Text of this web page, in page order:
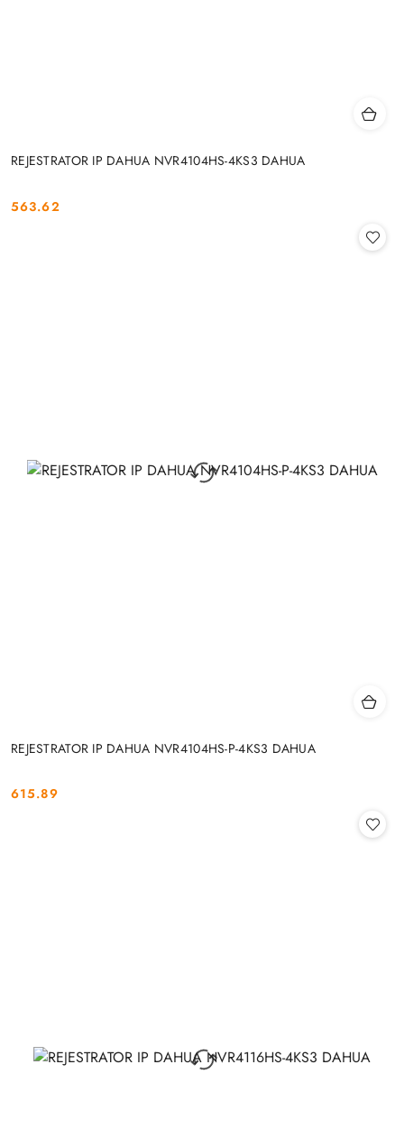
REJESTRATOR IP DAHUA NVR4104HS-4KS3 DAHUA
Cena:
563.62
REJESTRATOR IP DAHUA NVR4104HS-P-4KS3 DAHUA
Cena:
615.89